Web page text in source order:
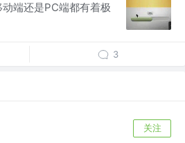
端还是PC端都有着极
3
关注